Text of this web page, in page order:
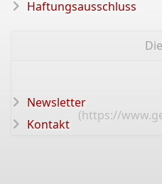
Die
(https://
Haftungsausschluss
Newsletter
Kontakt